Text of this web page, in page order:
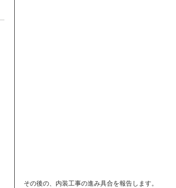
その後の、内装工事の進み具合を報告します。